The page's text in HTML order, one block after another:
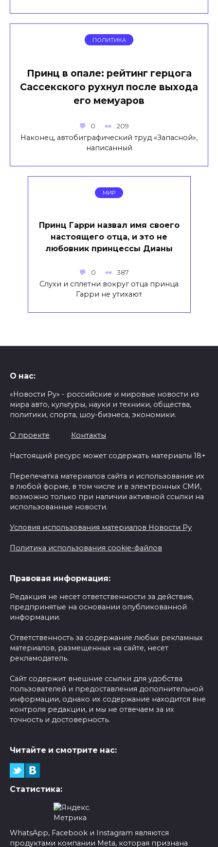
ПОЛИТИКА
Принц в опале: рейтинг герцога
Сассекского рухнул после выхода
его мемуаров
0 209
Наконец, автобиграфический труд «Запасной»,
написанный
МИР
Принц Гарри назвал имя своего
настоящего отца, и это не
любовник принцессы Дианы
0 387
Слухи и сплетни вокруг отца принца
Гарри не утихают
О нас:
«Новости Ру» - российские и мировые новости из
мира авто, культуры, науки и техники, общества,
политики, спорта, шоу-бизнеса, экономики.
О проекте Контакты
Настоящий ресурс может содержать материалы 18+
Перепечатка материалов сайта и использование их
в любой форме, в том числе и в электронных СМИ,
возможно только при наличии активной ссылки на
использованные новости.
Условия использования материалов Новости Ру
Политика использования cookie-файлов
Правовая информация:
Редакция не несет ответственности за действия,
предпринятые на основании опубликованной
информации.
Ответственность за содержание любых рекламных
материалов, размещенных на сайте, несет
рекламодатель.
Сайт содержит внешние ссылки для удобства
пользователей и предоставления дополнительной
информации, однако их содержание находится вне
контроля редакции, и мы не отвечаем за их
точность и достоверность.
Читайте и смотрите нас:
Статистика:
WhatsApp, Facebook и Instagram являются
продуктами компании Meta, которая признана